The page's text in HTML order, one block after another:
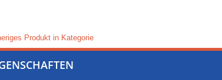
Produkt in Kategorie